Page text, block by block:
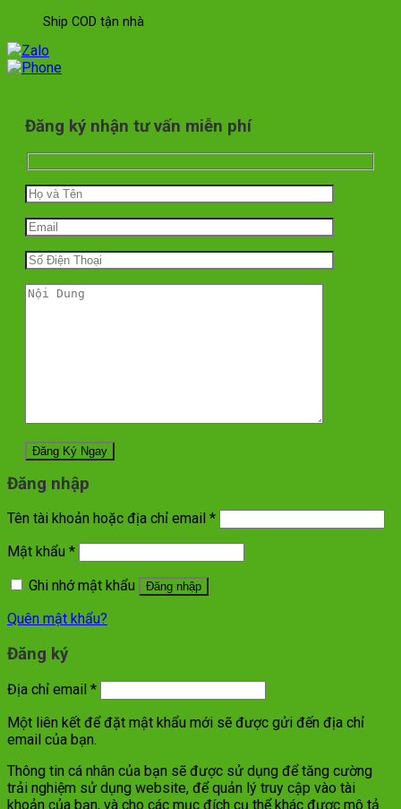
Ship COD tận nhà
Đăng ký nhận tư vấn miễn phí
Đăng nhập
Tên tài khoản hoặc địa chỉ email *
Mật khẩu *
Ghi nhớ mật khẩu
Đăng nhập
Quên mật khẩu?
Đăng ký
Địa chỉ email *
Một liên kết để đặt mật khẩu mới sẽ được gửi đến địa chỉ
email của bạn.
Thông tin cá nhân của bạn sẽ được sử dụng để tăng cường
trải nghiệm sử dụng website, để quản lý truy cập vào tài
khoản của bạn, và cho các mục đích cụ thể khác được mô tả